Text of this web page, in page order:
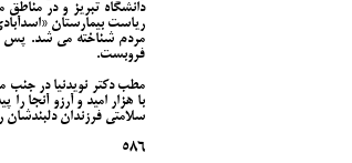
دانشگاه تبریز و در
ریاست بیمارستان
مردم شناخته می شد. پس
فروبست.
مطب دکتر نویدنیا در جنب
با هزار امید و آرزو آنجا
سلامتی فرزندان
586